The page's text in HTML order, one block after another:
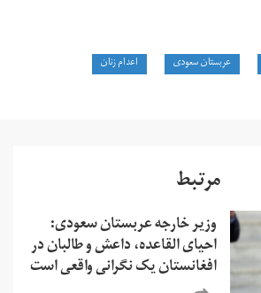
عربستان سعودی اعدام زنان
مرتبط
وزیر خارجه عربستان سعودی:
احیای القاعده،‌ داعش و طالبان در
افغانستان یک نگرانی واقعی است